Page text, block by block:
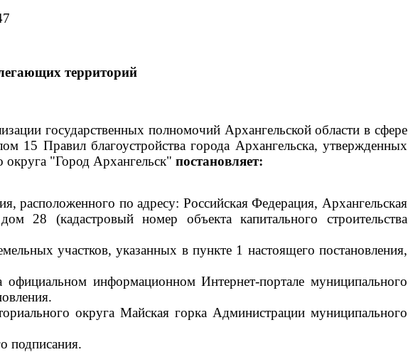
территорий
государственных полномочий Архангельской области в сфере
15 Правил благоустройства города Архангельска, утвержденных
"Город Архангельск" постановляет:
расположенного по адресу: Российская Федерация, Архангельская
28 (кадастровый номер объекта капитального строительства
участков, указанных в пункте 1 настоящего постановления,
информационном Интернет-портале муниципального
округа Майская горка Администрации муниципального
подписания.